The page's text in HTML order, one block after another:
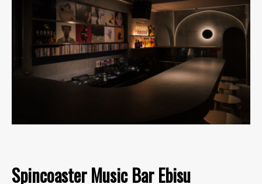
Spincoaster Music Bar Ebisu